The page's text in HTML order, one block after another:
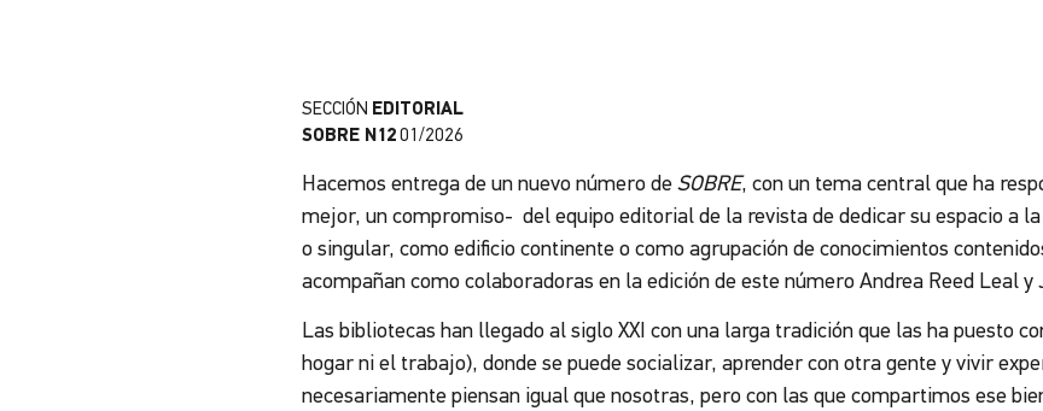
SECCIÓN EDITORIAL
SOBRE N1201/2026
Hacemos entrega de un nuevo número de SOBRE, con un tema central que ha
mejor, un compromiso- del equipo editorial de la revista de dedicar su espacio a la
o singular, como edificio continente o como agrupación de conocimientos
acompañan como colaboradoras en la edición de este número Andrea Reed Leal y
Las bibliotecas han llegado al siglo XXI con una larga tradición que las ha puesto
hogar ni el trabajo), donde se puede socializar, aprender con otra gente y vivir
necesariamente piensan igual que nosotras, pero con las que compartimos ese